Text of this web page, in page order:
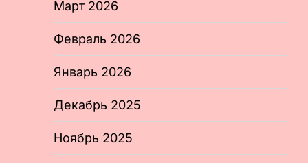
Март 2026
Февраль 2026
Январь 2026
Декабрь 2025
Ноябрь 2025